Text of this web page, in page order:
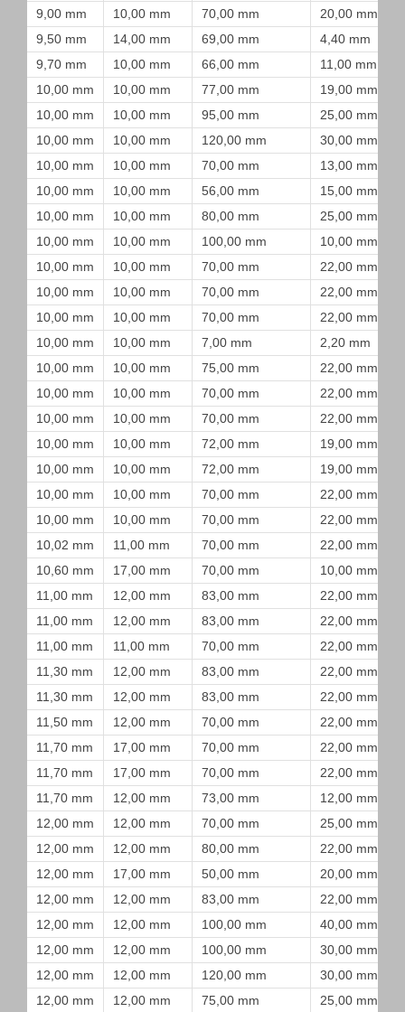
9,00 mm
10,00 mm 70,00 mm
20,00 mm
9,50 mm
14,00 mm 69,00 mm
4,40 mm
9,70 mm
10,00 mm 66,00 mm
11,00 mm
10,00 mm
10,00 mm 77,00 mm
19,00 mm
10,00 mm
10,00 mm 95,00 mm
25,00 mm
10,00 mm
10,00 mm 120,00 mm
30,00 mm
10,00 mm
10,00 mm 70,00 mm
13,00 mm
10,00 mm
10,00 mm 56,00 mm
15,00 mm
10,00 mm
10,00 mm 80,00 mm
25,00 mm
10,00 mm
10,00 mm 100,00 mm
10,00 mm
10,00 mm
10,00 mm 70,00 mm
22,00 mm
10,00 mm
10,00 mm 70,00 mm
22,00 mm
10,00 mm
10,00 mm 70,00 mm
22,00 mm
10,00 mm
10,00 mm 7,00 mm
2,20 mm
10,00 mm
10,00 mm 75,00 mm
22,00 mm
10,00 mm
10,00 mm 70,00 mm
22,00 mm
10,00 mm
10,00 mm 70,00 mm
22,00 mm
10,00 mm
10,00 mm 72,00 mm
19,00 mm
10,00 mm
10,00 mm 72,00 mm
19,00 mm
10,00 mm
10,00 mm 70,00 mm
22,00 mm
10,00 mm
10,00 mm 70,00 mm
22,00 mm
10,02 mm
11,00 mm 70,00 mm
22,00 mm
10,60 mm
17,00 mm 70,00 mm
10,00 mm
11,00 mm
12,00 mm 83,00 mm
22,00 mm
11,00 mm
12,00 mm 83,00 mm
22,00 mm
11,00 mm
11,00 mm 70,00 mm
22,00 mm
11,30 mm
12,00 mm 83,00 mm
22,00 mm
11,30 mm
12,00 mm 83,00 mm
22,00 mm
11,50 mm
12,00 mm 70,00 mm
22,00 mm
11,70 mm
17,00 mm 70,00 mm
22,00 mm
11,70 mm
17,00 mm 70,00 mm
22,00 mm
11,70 mm
12,00 mm 73,00 mm
12,00 mm
12,00 mm
12,00 mm 70,00 mm
25,00 mm
12,00 mm
12,00 mm 80,00 mm
22,00 mm
12,00 mm
17,00 mm 50,00 mm
20,00 mm
12,00 mm
12,00 mm 83,00 mm
22,00 mm
12,00 mm
12,00 mm 100,00 mm
40,00 mm
12,00 mm
12,00 mm 100,00 mm
30,00 mm
12,00 mm
12,00 mm 120,00 mm
30,00 mm
12,00 mm
12,00 mm 75,00 mm
25,00 mm